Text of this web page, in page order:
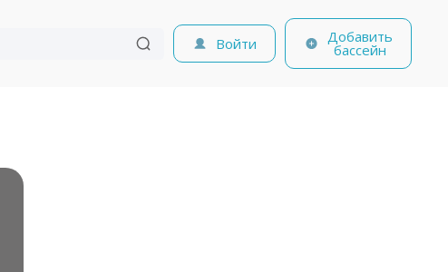
Войти Добавить
бассейн